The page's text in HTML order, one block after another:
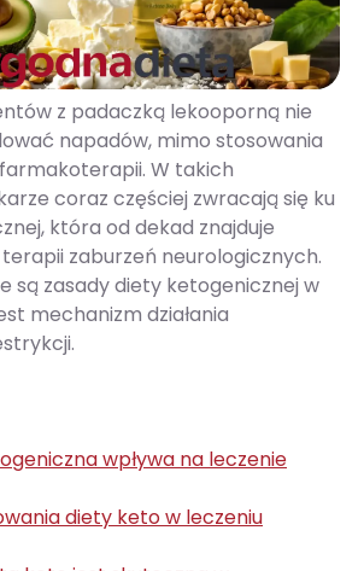
z padaczką lekooporną nie
napadów, mimo stosowania
W takich
coraz częściej zwracają się ku
która od dekad znajduje
zaburzeń neurologicznych.
są zasady diety ketogenicznej w
mechanizm działania
wpływa na leczenie
diety keto w leczeniu